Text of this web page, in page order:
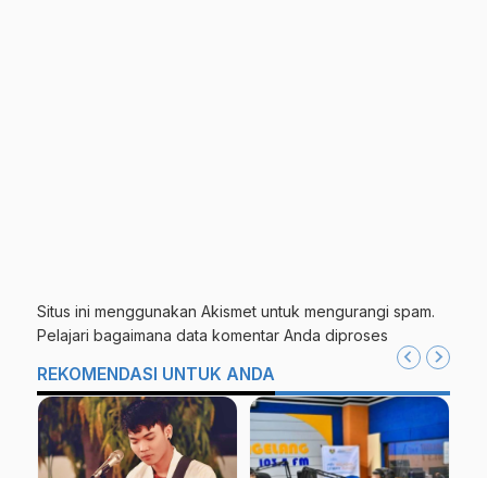
Situs ini menggunakan Akismet untuk mengurangi spam.
Pelajari bagaimana data komentar Anda diproses
REKOMENDASI UNTUK ANDA